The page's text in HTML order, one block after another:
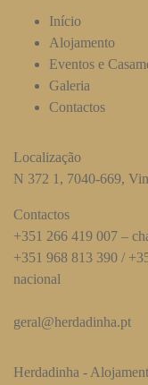
Início
Alojamento
Eventos e
Galeria
Contactos
Localização
N 372 1, 7040-669,
Contactos
+351 266 419 007 –
+351 968 813 390 /
nacional
geral@herdadinha.pt
Herdadinha -